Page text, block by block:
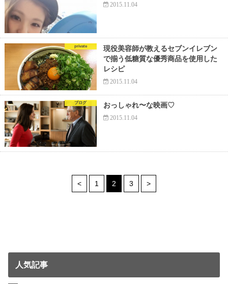
2015.11.04
private
現役美容師が教えるセブンイレブン
で揃う低糖質な優秀商品を使用した
レシピ
2015.11.04
ブログ おっしゃれ〜な映画♡
2015.11.04
< 1 2 3 >
人気記事